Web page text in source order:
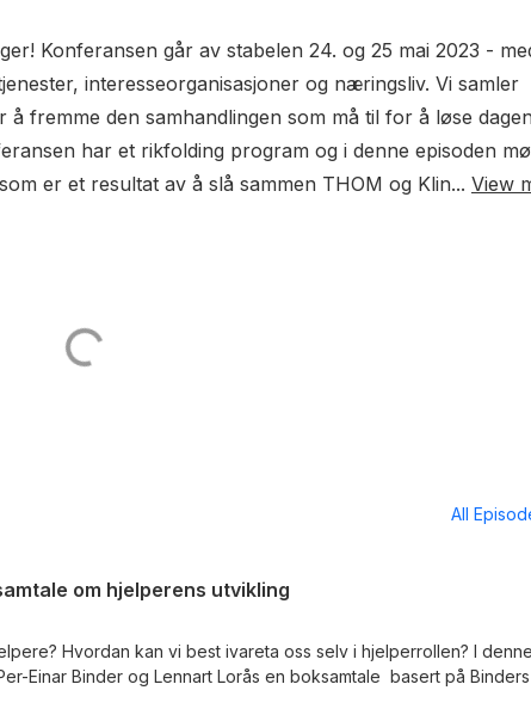
Konferansen går av stabelen 24. og 25 mai 2023 -
interesseorganisasjoner og næringsliv. Vi samler
fremme den samhandlingen som må til for å løse
har et rikfolding program og i denne episoden
er et resultat av å slå sammen THOM og Klin... View
All
om hjelperens utvikling
Hvordan kan vi best ivareta oss selv i hjelperrollen? I denne
Einar Binder og Lennart Lorås en boksamtale basert på